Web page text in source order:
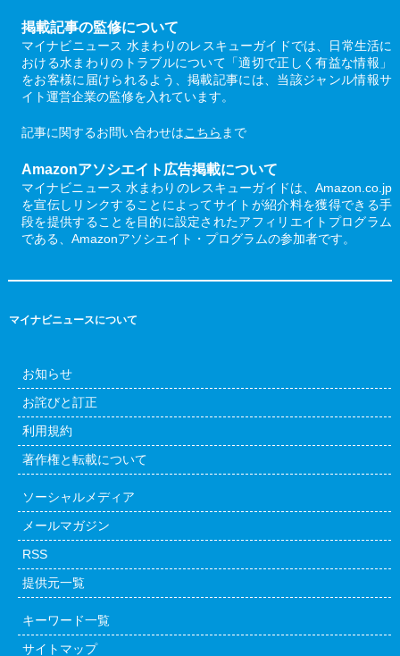
掲載記事の監修について
マイナビニュース 水まわりのレスキューガイドでは、日常生活に
おける水まわりのトラブルについて「適切で正しく有益な情報」
をお客様に届けられるよう、掲載記事には、当該ジャンル情報サ
イト運営企業の監修を入れています。
記事に関するお問い合わせはこちら まで
Amazonアソシエイト広告掲載について
マイナビニュース 水まわりのレスキューガイドは、Amazon.co.jp
を宣伝しリンクすることによってサイトが紹介料を獲得できる手
段を提供することを目的に設定されたアフィリエイトプログラム
である、Amazonアソシエイト・プログラムの参加者です。
マイナビニュースについて
お知らせ
お詫びと訂正
利用規約
著作権と転載について
ソーシャルメディア
メールマガジン
RSS
提供元一覧
キーワード一覧
サイトマップ